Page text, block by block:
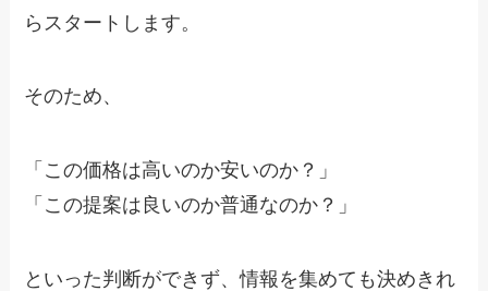
らスタートします。
そのため、
「この価格は高いのか安いのか？」
「この提案は良いのか普通なのか？」
といった判断ができず、情報を集めても決めきれ